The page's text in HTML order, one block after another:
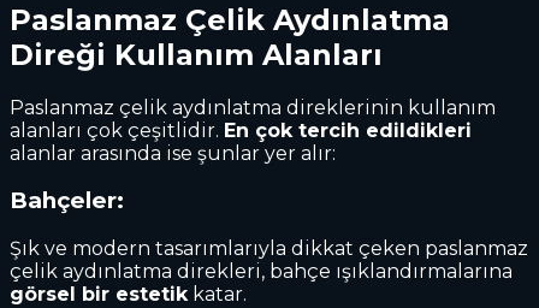
Paslanmaz Çelik Aydınlatma
Direği Kullanım Alanları
Paslanmaz çelik aydınlatma direklerinin kullanım
alanları çok çeşitlidir. En çok tercih edildikleri
alanlar arasında ise şunlar yer alır:
Bahçeler:
Şık ve modern tasarımlarıyla dikkat çeken paslanmaz
çelik aydınlatma direkleri, bahçe ışıklandırmalarına
görsel bir estetikkatar.